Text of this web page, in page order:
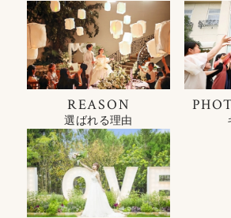
REASON
選ばれる理由